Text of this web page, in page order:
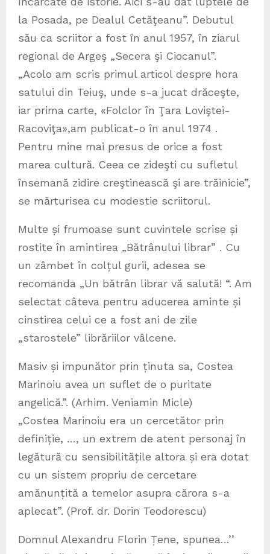
la Posada, pe Dealul Cetăţeanu”. Debutul
său ca scriitor a fost în anul 1957, în ziarul
regional de Argeş „Secera şi Ciocanul”.
„Acolo am scris primul articol despre hora
satului din Teiuş, unde s-a jucat drăceşte,
iar prima carte, «Folclor în Ţara Loviştei-
Racoviţa»,am publicat-o în anul 1974 .
Pentru mine mai presus de orice a fost
marea cultură. Ceea ce zideşti cu sufletul
însemană zidire creştinească şi are trăinicie”,
se mărturisea cu modestie scriitorul.
Multe și frumoase sunt cuvintele scrise și
rostite în amintirea „Bătrânului librar” . Cu
un zâmbet în colțul gurii, adesea se
recomanda „Un bătrân librar vă salută! “. Am
selectat câteva pentru aducerea aminte și
cinstirea celui ce a fost ani de zile
„starostele” librăriilor vâlcene.
Masiv și impunător prin ținuta sa, Costea
Marinoiu avea un suflet de o puritate
angelică.”. (Arhim. Veniamin Micle)
„Costea Marinoiu era un cercetător prin
definiție, …, un extrem de atent personaj în
legătură cu sensibilitățile altora și era dotat
cu un sistem propriu de cercetare
amănunțită a temelor asupra cărora s-a
aplecat”. (Prof. dr. Dorin Teodorescu)
Domnul Alexandru Florin Țene, spunea…’’